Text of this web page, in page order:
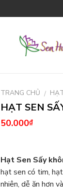
TRANG CHỦ /
HẠT SEN
50.000₫
Hạt Sen Sấy
hạt sen có tim,
nhiên, dễ ăn hơn